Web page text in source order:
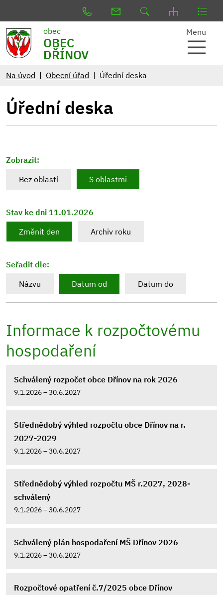
obec
OBEC
DŘÍNOV
Menu
Na úvod Obecní úřad Úřední deska
Úřední deska
Zobrazit:
Bez oblastí
S oblastmi
Stav ke dni 11.01.2026
Změnit den
Archiv roku
Seřadit dle:
Názvu
Datum od Datum do
Informace k rozpočtovému
hospodaření
Schválený rozpočet obce Dřínov na rok 2026
9.1.2026 – 30.6.2027
Střednědobý výhled rozpočtu obce Dřínov na r.
2027-2029
9.1.2026 – 30.6.2027
Střednědobý výhled rozpočtu MŠ r.2027, 2028-
schválený
9.1.2026 – 30.6.2027
Schválený plán hospodaření MŠ Dřínov 2026
9.1.2026 – 30.6.2027
Rozpočtové opatření č.7/2025 obce Dřínov